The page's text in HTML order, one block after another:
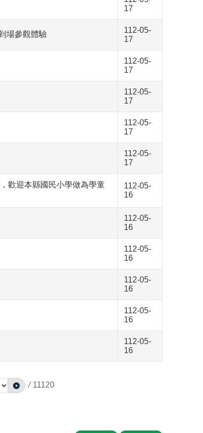
17
場參觀體驗
112-05-
17
112-05-
17
112-05-
17
112-05-
17
112-05-
17
歡迎本縣國民小學做為學童
112-05-
16
112-05-
16
112-05-
16
112-05-
16
112-05-
16
112-05-
16
/ 11120